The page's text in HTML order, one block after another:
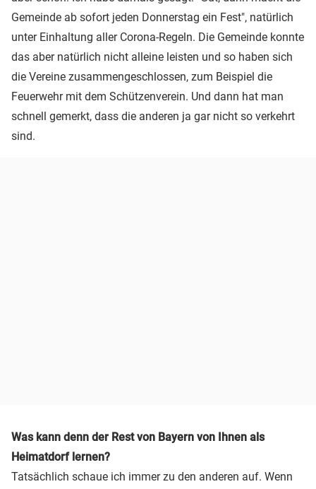
Gemeinde ab sofort jeden Donnerstag ein Fest", natürlich
unter Einhaltung aller Corona-Regeln. Die Gemeinde konnte
das aber natürlich nicht alleine leisten und so haben sich
die Vereine zusammengeschlossen, zum Beispiel die
Feuerwehr mit dem Schützenverein. Und dann hat man
schnell gemerkt, dass die anderen ja gar nicht so verkehrt
sind.
Was kann denn der Rest von Bayern von Ihnen als
Heimatdorf lernen?
Tatsächlich schaue ich immer zu den anderen auf. Wenn